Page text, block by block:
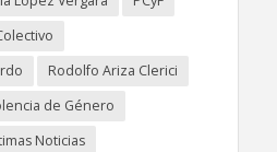
Rodolfo Ariza Clerici
de Género
Noticias